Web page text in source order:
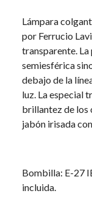
Lámpara
por Ferrucio
transparente.
semiesférica
debajo de la
luz. La especial
brillantez de los
jabón irisada
Bombilla: E-27
incluida.